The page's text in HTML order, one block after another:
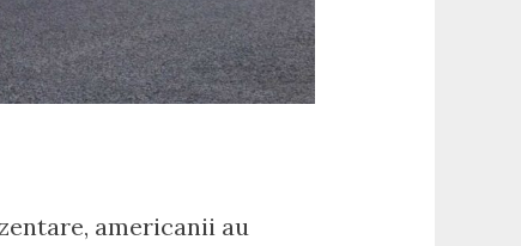
americanii au